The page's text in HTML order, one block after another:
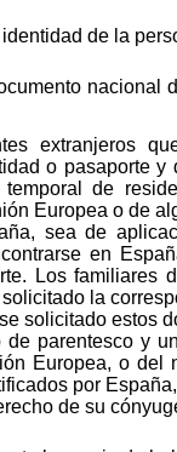
de la
nacional
extranjeros
o pasaporte
de
Europea o de
sea de
en
Los familiares
la
solicitado estos
de parentesco y
Europea, o del
por
de su